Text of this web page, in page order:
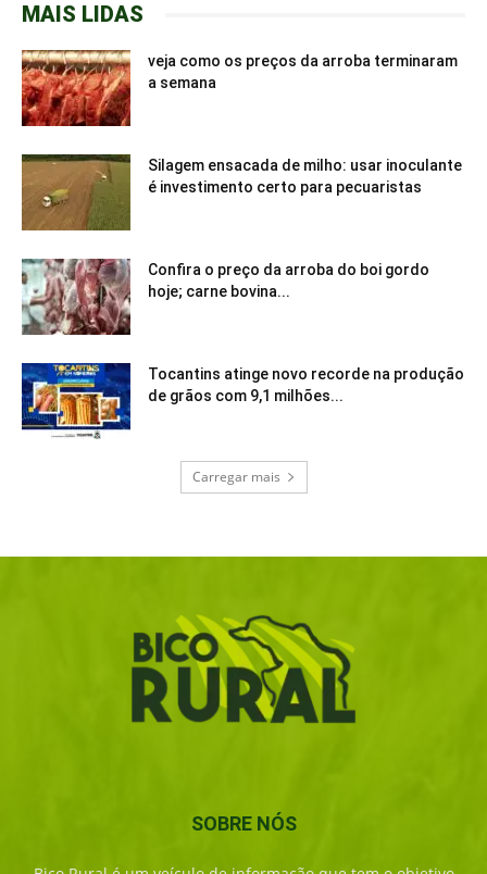
MAIS LIDAS
veja como os preços da arroba terminaram
a semana
Silagem ensacada de milho: usar inoculante
é investimento certo para pecuaristas
Confira o preço da arroba do boi gordo
hoje; carne bovina...
Tocantins atinge novo recorde na produção
de grãos com 9,1 milhões...
Carregar mais
SOBRE NÓS